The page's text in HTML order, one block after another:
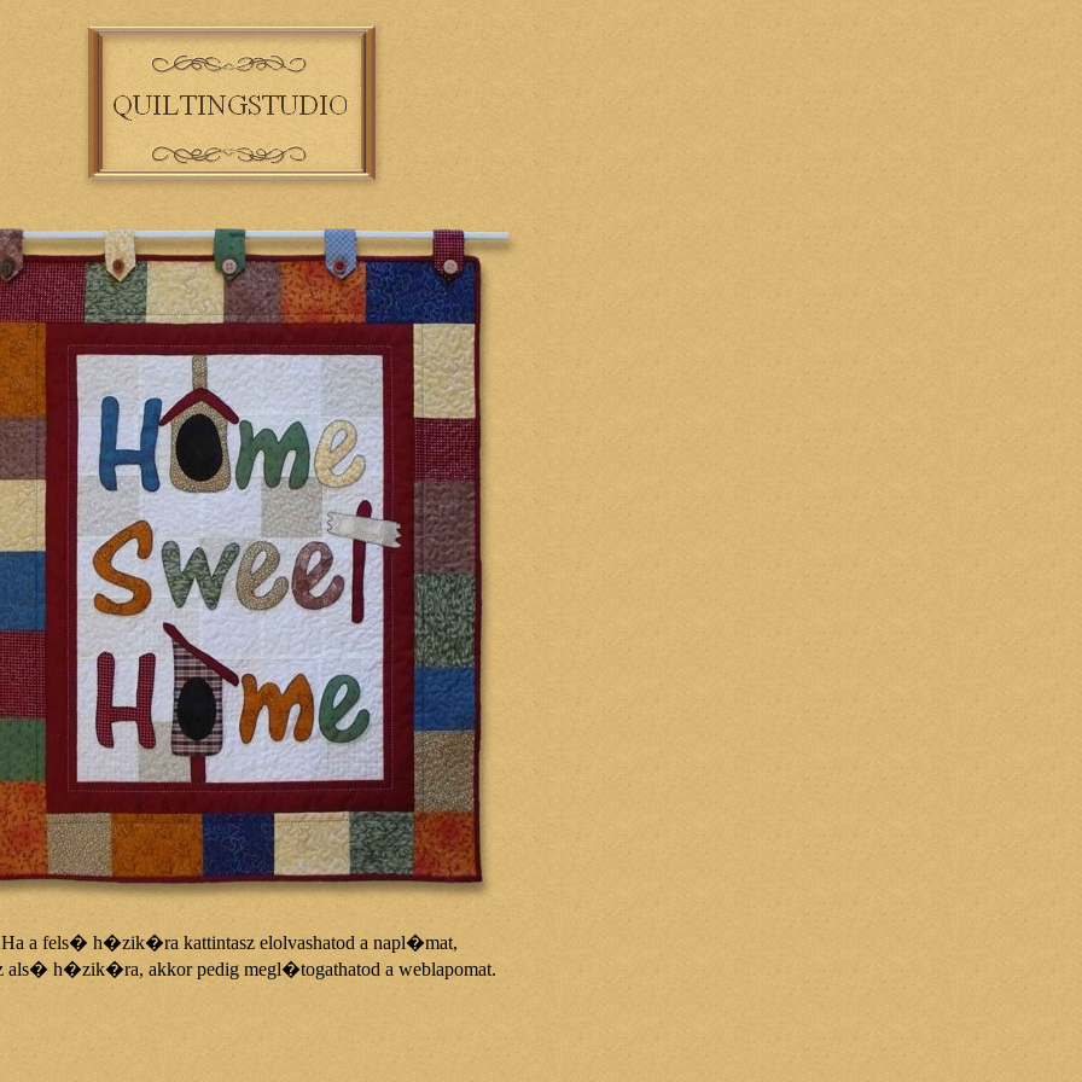
Ha a fels� h�zik�ra kattintasz elolvashatod a napl�mat,
als� h�zik�ra, akkor pedig megl�togathatod a weblapomat.